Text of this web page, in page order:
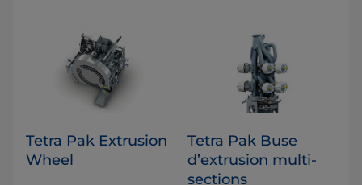
Tetra Pak Extrusion
Wheel
Tetra Pak Buse
d’extrusion multi-
sections